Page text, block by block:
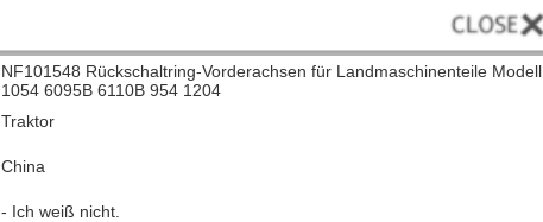
NF101548 Rückschaltring-Vorderachsen für Landmaschinenteile Modell
1054 6095B 6110B 954 1204
Traktor
China
- Ich weiß nicht.